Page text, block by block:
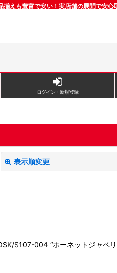
えも豊富で安い！実店舗の展開で安心
ログイン・新規登録
表示順変更
S107-004 “ホーネットジャベ